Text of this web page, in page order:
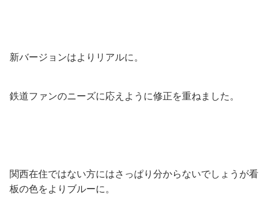
新バージョンはよりリアルに。
鉄道ファンのニーズに応えように修正を重ねました。
関西在住ではない方にはさっぱり分からないでしょうが看
板の色をよりブルーに。